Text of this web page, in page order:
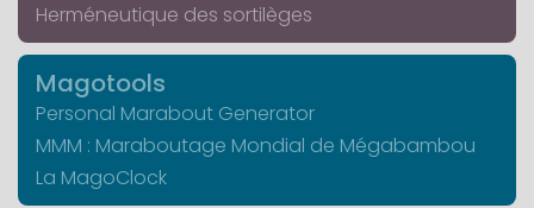
Herméneutique des sortilèges
Magotools
Personal Marabout Generator
MMM : Maraboutage Mondial de Mégabambou
La MagoClock